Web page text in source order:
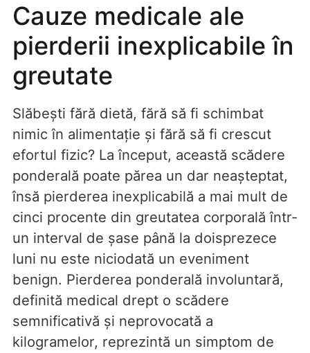
Cauze medicale ale
pierderii inexplicabile în
greutate
Slăbești fără dietă, fără să fi schimbat
nimic în alimentație și fără să fi crescut
efortul fizic? La început, această scădere
ponderală poate părea un dar neașteptat,
însă pierderea inexplicabilă a mai mult de
cinci procente din greutatea corporală într-
un interval de șase până la doisprezece
luni nu este niciodată un eveniment
benign. Pierderea ponderală involuntară,
definită medical drept o scădere
semnificativă și neprovocată a
kilogramelor, reprezintă un simptom de